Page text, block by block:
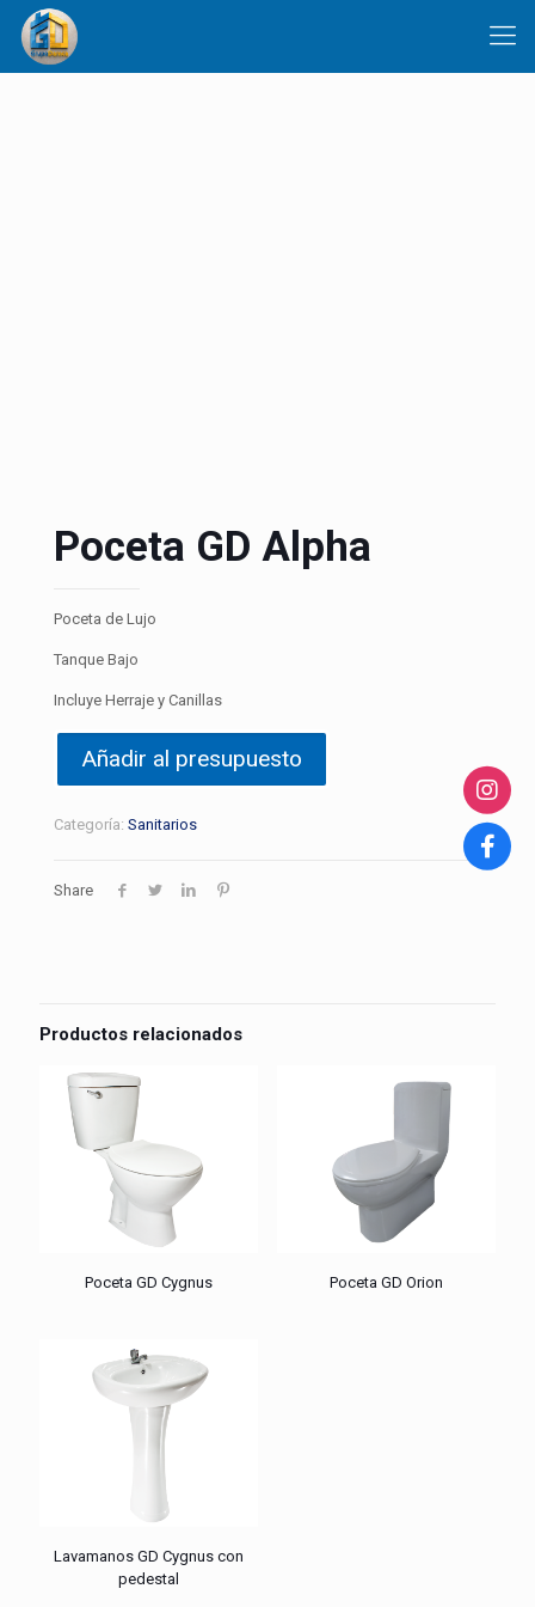
Poceta GD Alpha
Poceta de Lujo
Tanque Bajo
Incluye Herraje y Canillas
Añadir al presupuesto
Categoría: Sanitarios
Share
Productos relacionados
Poceta GD Cygnus Poceta GD Orion
Lavamanos GD Cygnus con
pedestal